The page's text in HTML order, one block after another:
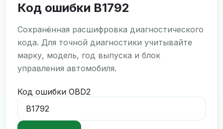
Код ошибки B1792
Сохранённая расшифровка диагностического
кода. Для точной диагностики учитывайте
марку, модель, год выпуска и блок
управления автомобиля.
Код ошибки OBD2